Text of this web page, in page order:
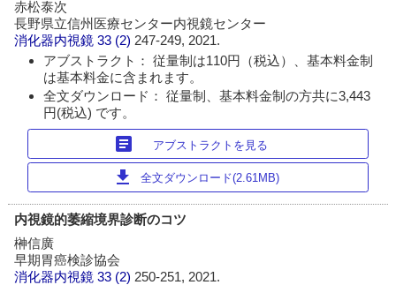
赤松泰次
長野県立信州医療センター内視鏡センター
消化器内視鏡 33 (2) 247-249, 2021.
アブストラクト： 従量制は110円（税込）、基本料金制
は基本料金に含まれます。
全文ダウンロード： 従量制、基本料金制の方共に3,443
円(税込) です。
article アブストラクトを見る
download 全文ダウンロード(2.61MB)
内視鏡的萎縮境界診断のコツ
榊信廣
早期胃癌検診協会
消化器内視鏡 33 (2) 250-251, 2021.